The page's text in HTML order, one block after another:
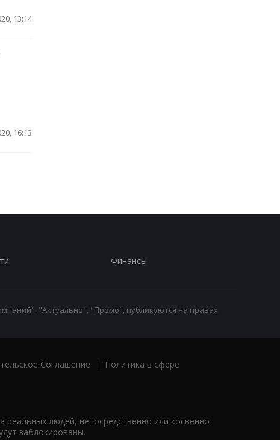
13:14
16:13
Финансы
"Актуально", "Промо", публикуются на правах
Соглашение |
Политика в сфере
людей, непосредственно или косвенно
заблокированы.